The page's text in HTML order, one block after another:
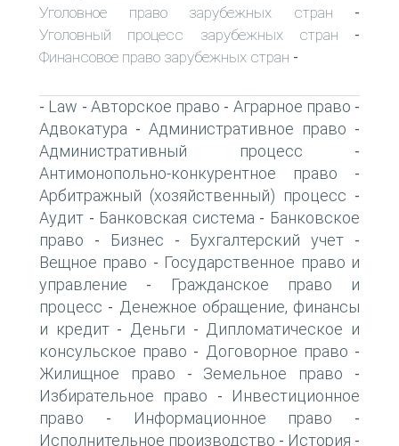
Уголовное право зарубежных стран -
Уголовный процесс зарубежных стран -
Финансовое право зарубежных стран -
- Law - Авторское право - Аграрное право -
Адвокатура - Административное право -
Административный процесс -
Антимонопольно-конкурентное право -
Арбитражный (хозяйственный) процесс -
Аудит - Банковская система - Банковское
право - Бизнес - Бухгалтерский учет -
Вещное право - Государственное право и
управление -
Гражданское право и
процесс - Денежное обращение, финансы
и кредит- Деньги - Дипломатическое и
консульское право - Договорное право -
Жилищное право - Земельное право -
Избирательное право -
Инвестиционное
право - Информационное право -
Исполнительное производство - История -